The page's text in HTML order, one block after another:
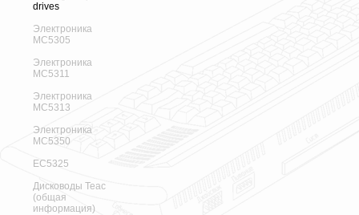
drives
Электроника
МС5305
Электроника
МС5311
Электроника
МС5313
Электроника
МС5350
ЕС5325
Дисководы Teac
(общая
информация)